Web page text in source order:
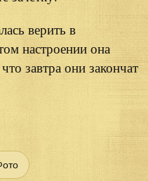
верить в
настроении она
завтра они закончат